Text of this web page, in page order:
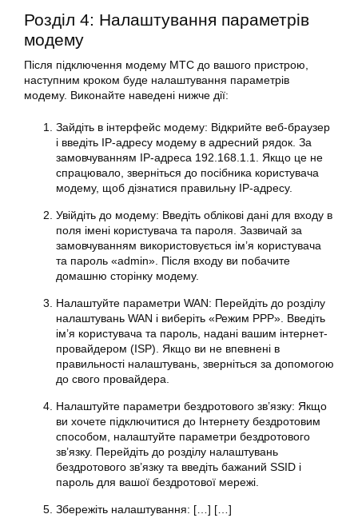
Розділ 4: Налаштування параметрів
модему
Після підключення модему МТС до вашого пристрою,
наступним кроком буде налаштування параметрів
модему. Виконайте наведені нижче дії:
Зайдіть в інтерфейс модему: Відкрийте веб-браузер
і введіть IP-адресу модему в адресний рядок. За
замовчуванням IP-адреса 192.168.1.1. Якщо це не
спрацювало, зверніться до посібника користувача
модему, щоб дізнатися правильну IP-адресу.
Увійдіть до модему: Введіть облікові дані для входу в
поля імені користувача та пароля. Зазвичай за
замовчуванням використовується ім’я користувача
та пароль «admin». Після входу ви побачите
домашню сторінку модему.
Налаштуйте параметри WAN: Перейдіть до розділу
налаштувань WAN і виберіть «Режим PPP». Введіть
ім’я користувача та пароль, надані вашим інтернет-
провайдером (ISP). Якщо ви не впевнені в
правильності налаштувань, зверніться за допомогою
до свого провайдера.
Налаштуйте параметри бездротового зв’язку: Якщо
ви хочете підключитися до Інтернету бездротовим
способом, налаштуйте параметри бездротового
зв’язку. Перейдіть до розділу налаштувань
бездротового зв’язку та введіть бажаний SSID і
пароль для вашої бездротової мережі.
Збережіть налаштування: […] […]